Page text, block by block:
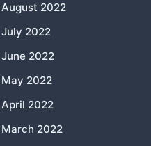
August 2022
July 2022
June 2022
May 2022
April 2022
March 2022